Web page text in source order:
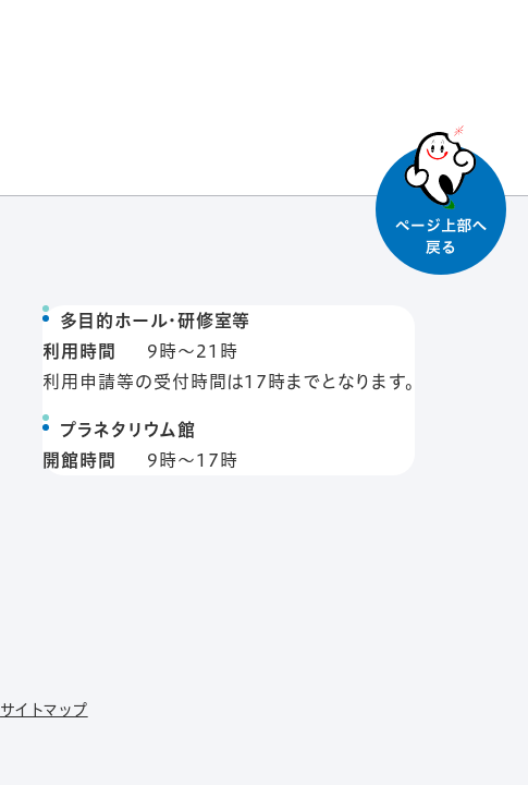
多目的ホール・研修室等
利用時間
9時〜21時
利用申請等の受付時間は17時までとなります。
プラネタリウム館
開館時間
9時〜17時
サイトマップ